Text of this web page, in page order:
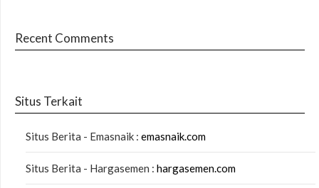
Recent Comments
Situs Terkait
Situs Berita - Emasnaik : emasnaik.com
Situs Berita - Hargasemen : hargasemen.com